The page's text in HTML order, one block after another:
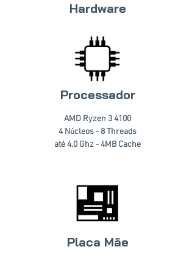
Hardware
Processador
AMD Ryzen 3 4100
4 Núcleos - 8 Threads
até 4.0 Ghz - 4MB Cache
Placa Mãe